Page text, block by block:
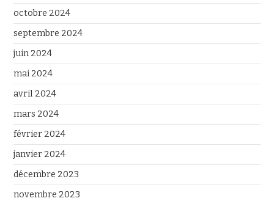
octobre 2024
septembre 2024
juin 2024
mai 2024
avril 2024
mars 2024
février 2024
janvier 2024
décembre 2023
novembre 2023